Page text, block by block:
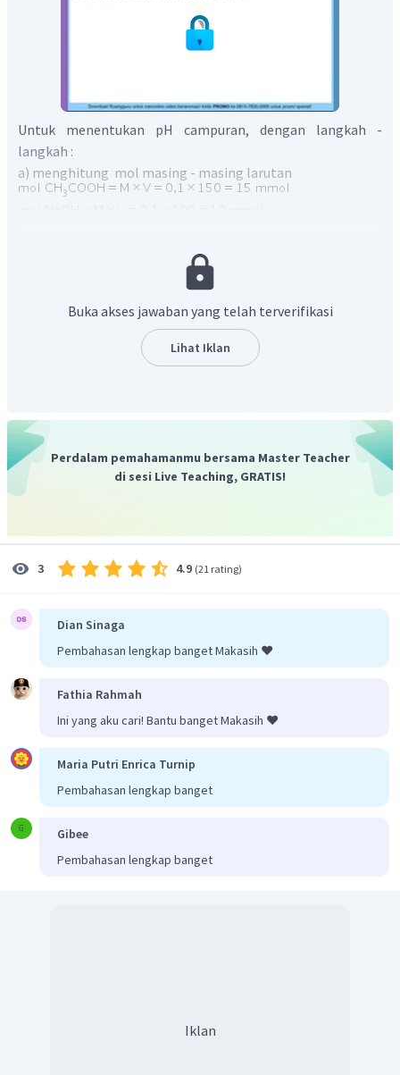
Untuk menentukan pH campuran, dengan langkah -
langkah :
a) menghitung mol masing - masing larutan
direaksikan. Pada reaksi asam-basa diatas, mmol larutan
bersisa maka larutan yang terbentuk larutan
penyangga asam. Rumus untuk menentukan pH larutan
penyangga asam adalah :
Maka, pH larutan yang terbentuk adalah 6-log 5.
Buka akses jawaban yang telah terverifikasi
Lihat Iklan
Perdalam pemahamanmu bersama Master Teacher
di sesi Live Teaching, GRATIS!
3 4.9 (21 rating)
Dian Sinaga
Pembahasan lengkap banget Makasih ❤️
Fathia Rahmah
Ini yang aku cari! Bantu banget Makasih ❤️
Maria Putri Enrica Turnip
Pembahasan lengkap banget
G
Gibee
Pembahasan lengkap banget
Iklan